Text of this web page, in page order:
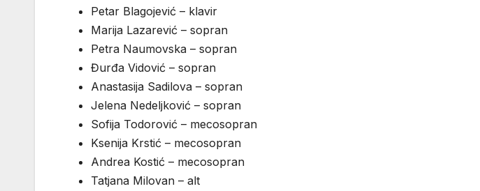
Petar Blagojević – klavir
Marija Lazarević – sopran
Petra Naumovska – sopran
Đurđa Vidović – sopran
Anastasija Sadilova – sopran
Jelena Nedeljković – sopran
Sofija Todorović – mecosopran
Ksenija Krstić – mecosopran
Andrea Kostić – mecosopran
Tatjana Milovan – alt